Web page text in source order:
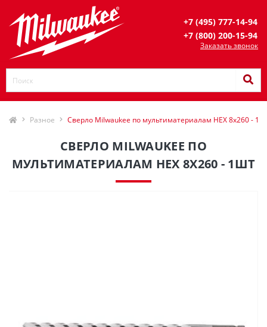
+7 (495) 777-14-94
+7 (800) 200-15-94
Заказать звонок
Разное Сверло Milwaukee по мультиматериалам HEX 8x260 -
СВЕРЛО MILWAUKEE ПО
МУЛЬТИМАТЕРИАЛАМ HEX 8X260 - 1ШТ